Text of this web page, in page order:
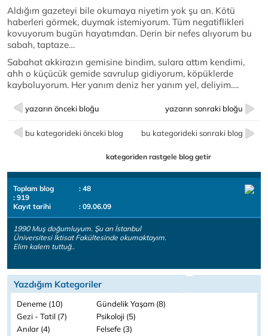
Aldığım gazeteyi bile okumaya niyetim yok şu an. Kötü
haberleri görmek, duymak istemiyorum. Tüm negatiflikleri
kovuyorum bugün hayatımdan. Derin bir nefes alıyorum bu
sabah, taptaze…
Sabahat akkirazın gemisine bindim, sulara attım kendimi,
ahh o küçücük gemide savrulup gidiyorum, köpüklerde
kayboluyorum. Her yanım deniz her yanım yel, deliyim….
yazarın önceki bloğu yazarın sonraki bloğu
bu kategorideki önceki blog bu kategorideki sonraki blog
kategoriden rastgele blog getir
Toplam blog
: 48
: 919
Kayıt tarihi
: 09.06.09
1990 Muş doğumluyum. Şu an İstanbul
Üniversitesi İktisat Fakültesinde okumaktayım.
Elim kalem tuttuğ..
Yazdığım Kategoriler
Deneme (10)
Gündelik Yaşam (8)
Gezi - Tatil (7)
Psikoloji (5)
Anılar (4)
Felsefe (3)